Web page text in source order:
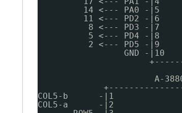
14 <--- PA0 -|5
11 <--- PD2 -|6
8 <--- PD3 -|7
5 <--- PD4 -|8
2 <--- PD5 -|9
GND -|10
A-
COL5-b      -|1
COL5-a      -|2